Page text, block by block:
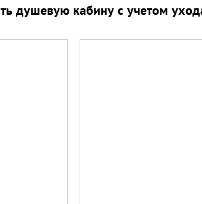
душевую кабину с учетом